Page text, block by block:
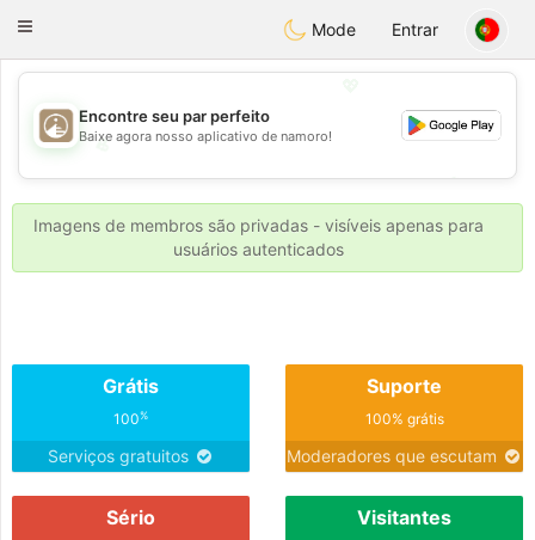
ahebik
Toggle
Mode Entrar
💖
💕
💕
Encontre seu par perfeito
Baixe agora nosso aplicativo de namoro!
Imagens de membros são privadas - visíveis apenas para
usuários autenticados
Grátis
100%
Serviços gratuitos
Suporte
100% grátis
Moderadores que escutam
Sério Visitantes